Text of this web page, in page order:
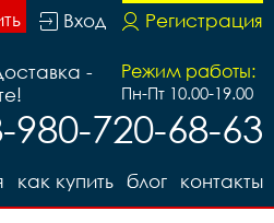
Регистрация
Вход
Режим работы:
Пн-Пт 10.00-19.00
-
980-720-68-63
контакты
блог
как купить